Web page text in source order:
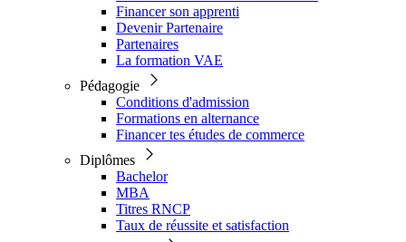
Financer son apprenti
Devenir Partenaire
Partenaires
La formation VAE
Pédagogie
Conditions d'admission
Formations en alternance
Financer tes études de commerce
Diplômes
Bachelor
MBA
Titres RNCP
Taux de réussite et satisfaction